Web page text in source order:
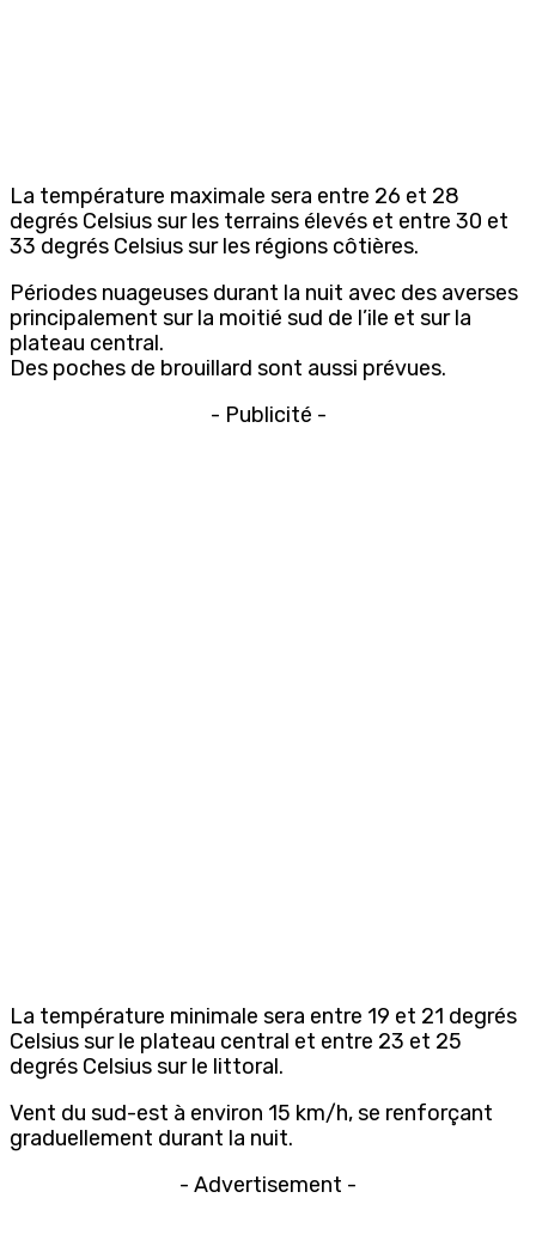
La température maximale sera entre 26 et 28
degrés Celsius sur les terrains élevés et entre 30 et
33 degrés Celsius sur les régions côtières.
Périodes nuageuses durant la nuit avec des averses
principalement sur la moitié sud de l’ile et sur la
plateau central.
Des poches de brouillard sont aussi prévues.
- Publicité -
La température minimale sera entre 19 et 21 degrés
Celsius sur le plateau central et entre 23 et 25
degrés Celsius sur le littoral.
Vent du sud-est à environ 15 km/h, se renforçant
graduellement durant la nuit.
- Advertisement -